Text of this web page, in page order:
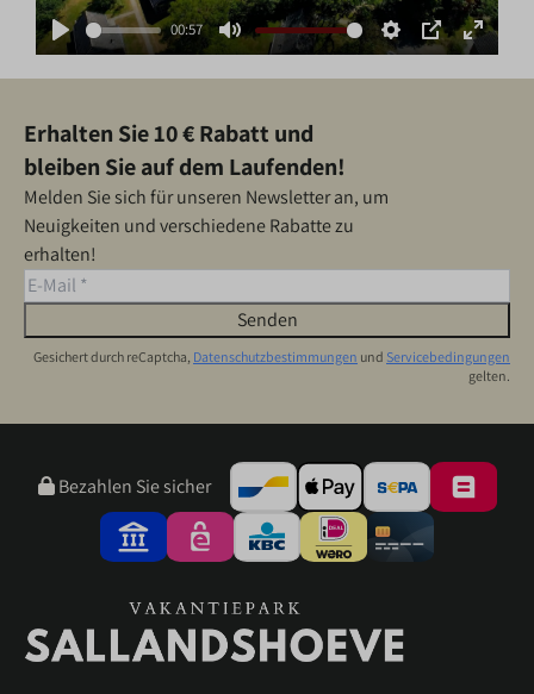
Play
00:57
Mute Settings
PIP Enter
Erhalten Sie 10 € Rabatt und
bleiben Sie auf dem Laufenden!
Melden Sie sich für unseren Newsletter an, um
Neuigkeiten und verschiedene Rabatte zu
erhalten!
Senden
Gesichert durch reCaptcha, Datenschutzbestimmungen und Servicebedingungen
gelten.
Bezahlen Sie sicher